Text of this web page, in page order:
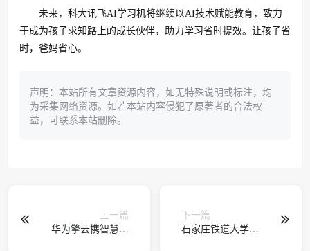
未来，科大讯飞AI学习机将继续以AI技术赋能教育，致力
于成为孩子求知路上的成长伙伴，助力学习省时提效。让孩子省
时，爸妈省心。
声明：本站所有文章资源内容，如无特殊说明或标注，均
为采集网络资源。如若本站内容侵犯了原著者的合法权
益，可联系本站删除。
上一篇
华为擎云携智慧教
下一篇
石家庄铁道大学交